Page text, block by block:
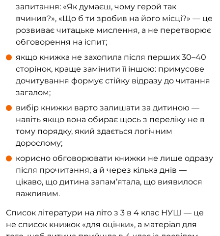
запитання: «Як думаєш, чому герой так
вчинив?», «Що б ти зробив на його місці?» — це
розвиває читацьке мислення, а не перетворює
обговорення на іспит;
якщо книжка не захопила після перших 30–40
сторінок, краще замінити її іншою: примусове
дочитування формує стійку відразу до читання
загалом;
вибір книжки варто залишати за дитиною —
навіть якщо вона обирає щось з переліку не в
тому порядку, який здається логічним
дорослому;
корисно обговорювати книжки не лише одразу
після прочитання, а й через кілька днів —
цікаво, що дитина запам’ятала, що виявилося
важливим.
Список літератури на літо з 3 в 4 клас НУШ — це
не список книжок «для оцінки», а матеріал для